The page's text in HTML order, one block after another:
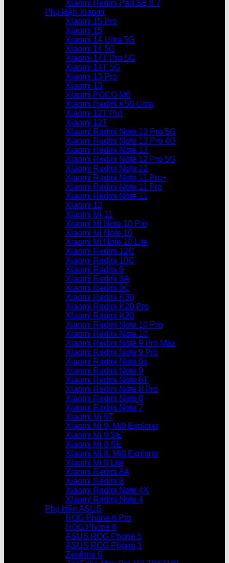
Xiaomi Redmi Pad SE 8.7
Phụ kiện Xiaomi
Xiaomi 15 Pro
Xiaomi 15
Xiaomi 14 Ultra 5G
Xiaomi 14 5G
Xiaomi 14T Pro 5G
Xiaomi 14T 5G
Xiaomi 13 Pro
Xiaomi 13
Xiaomi POCO M6
Xiaomi Redmi K50 Ultra
Xiaomi 12T Pro
Xiaomi 12T
Xiaomi Redmi Note 13 Pro 5G
Xiaomi Redmi Note 13 Pro 4G
Xiaomi Redmi Note 13
Xiaomi Redmi Note 12 Pro 5G
Xiaomi Redmi Note 12
Xiaomi Redmi Note 11 Pro+
Xiaomi Redmi Note 11 Pro
Xiaomi Redmi Note 11
Xiaomi 12
Xiaomi Mi 11
Xiaomi Mi Note 10 Pro
Xiaomi Mi Note 10
Xiaomi Mi Note 10 Lite
Xiaomi Redmi 12C
Xiaomi Redmi 10C
Xiaomi Redmi 9
Xiaomi Redmi 9A
Xiaomi Redmi 9C
Xiaomi Redmi K30
Xiaomi Redmi K20 Pro
Xiaomi Redmi K20
Xiaomi Redmi Note 10 Pro
Xiaomi Redmi Note 10
Xiaomi Redmi Note 9 Pro Max
Xiaomi Redmi Note 9 Pro
Xiaomi Redmi Note 9s
Xiaomi Redmi Note 9
Xiaomi Redmi Note 8T
Xiaomi Redmi Note 8 Pro
Xiaomi Redmi Note 8
Xiaomi Redmi Note 7
Xiaomi Mi 9T
Xiaomi Mi 9, Mi9 Explorer
Xiaomi Mi 9 SE
Xiaomi Mi 8 SE
Xiaomi Mi 8, Mi8 Explorer
Xiaomi Mi 8 Lite
Xiaomi Redmi 8A
Xiaomi Redmi 8
Xiaomi Redmi Note 4X
Xiaomi Redmi Note 4
Phụ kiện ASUS
ROG Phone 6 Pro
ROG Phone 6
ASUS ROG Phone 5
ASUS ROG Phone 3
Zenfone 8